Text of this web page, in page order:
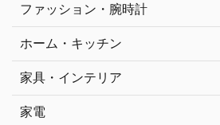
ファッション・腕時計
ホーム・キッチン
家具・インテリア
家電